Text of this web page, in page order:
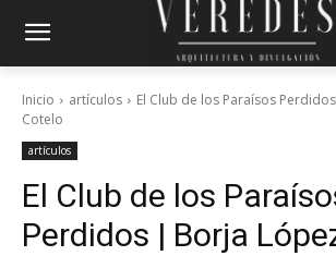
Inicio artículos
El Club de los Paraísos
Cotelo
artículos
El Club de los
Perdidos | Borja